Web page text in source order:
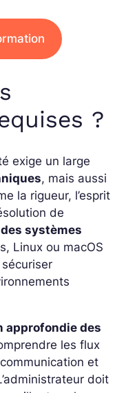
?
exige un large
, mais aussi
la rigueur, l’esprit
de
systèmes
Linux ou macOS
approfondie des
les flux
et
doit